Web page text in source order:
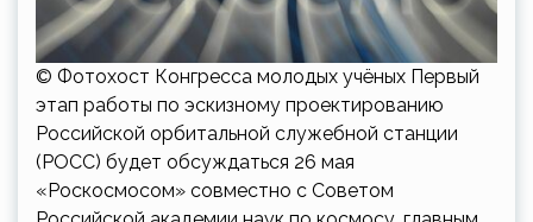
© Фотохост Конгресса молодых учёных Первый
этап работы по эскизному проектированию
Российской орбитальной служебной станции
(РОСС) будет обсуждаться 26 мая
«Роскосмосом» совместно с Советом